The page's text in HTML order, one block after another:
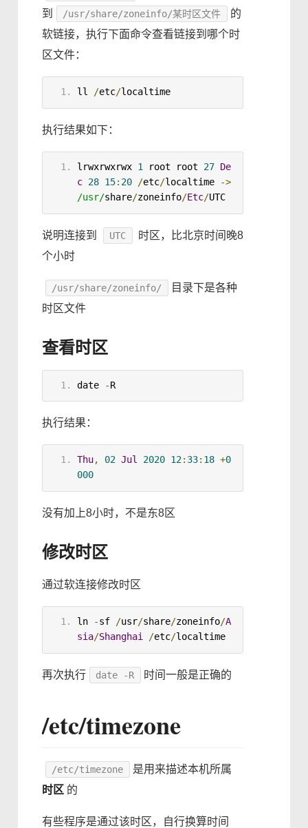
到
/usr/share/zoneinfo/某时区文件
的
软链接，执行下面命令查看链接到哪个时
区文件：
ll /etc/localtime
执行结果如下：
lrwxrwxrwx 1 root root 27 De
c 28 15: 20 /etc/localtime
->
/usr/share/zoneinfo/Etc/UTC
说明连接到 UTC
时区，比北京时间晚8
个小时
/usr/share/zoneinfo/
目录下是各种
时区文件
查看时区
date -R
执行结果：
Thu, 02 Jul 2020 12: 33: 18 +0
000
没有加上8小时，不是东8区
修改时区
通过软连接修改时区
ln -sf /usr/share/zoneinfo/A
sia/Shanghai /etc/localtime
再次执行 date -R 时间一般是正确的
/etc/timezone
/etc/timezone
是用来描述本机所属
时区 的
有些程序是通过该时区，自行换算时间